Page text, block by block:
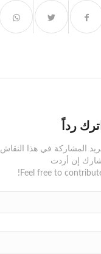
اترك رداً
المشاركة في هذا النقاش
إن أردت
Feel free to